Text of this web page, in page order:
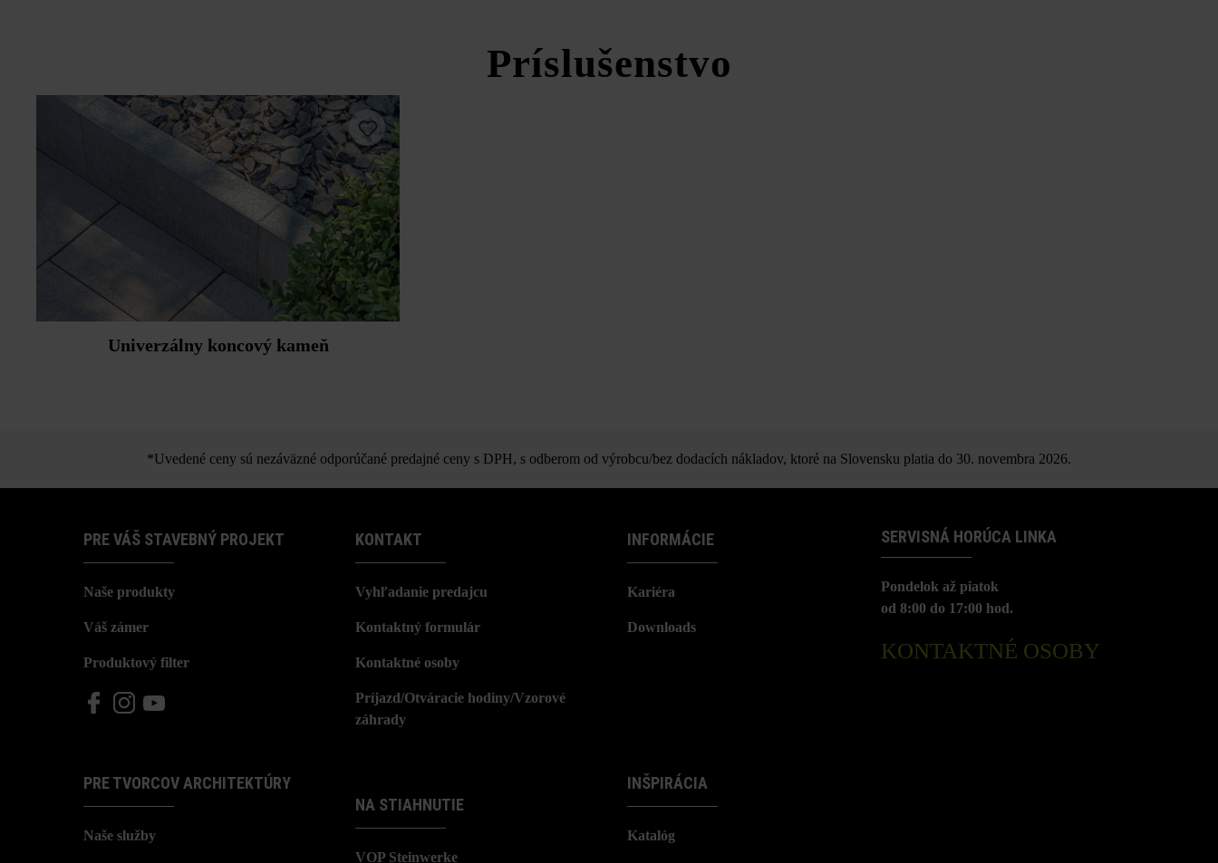
Príslušenstvo
Univerzálny koncový kameň
*Uvedené ceny sú nezáväzné odporúčané predajné ceny s DPH, s odberom od výrobcu/bez dodacích nákladov, ktoré na Slovensku platia do 30. novembra 2026.
PRE VÁŠ STAVEBNÝ PROJEKT
Naše produkty
Váš zámer
Produktový filter
PRE TVORCOV ARCHITEKTÚRY
Naše služby
KONTAKT
Vyhľadanie predajcu
Kontaktný formulár
Kontaktné osoby
Príjazd/Otváracie hodiny/Vzorové
záhrady
NA STIAHNUTIE
VOP Steinwerke
INFORMÁCIE
Kariéra
Downloads
INŠPIRÁCIA
Katalóg
SERVISNÁ HORÚCA LINKA
Pondelok až piatok
od 8:00 do 17:00 hod.
KONTAKTNÉ OSOBY